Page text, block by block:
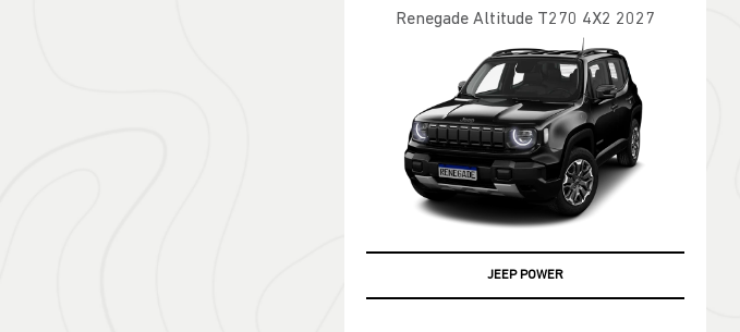
Renegade Altitude T270 4X2 2027
JEEP POWER